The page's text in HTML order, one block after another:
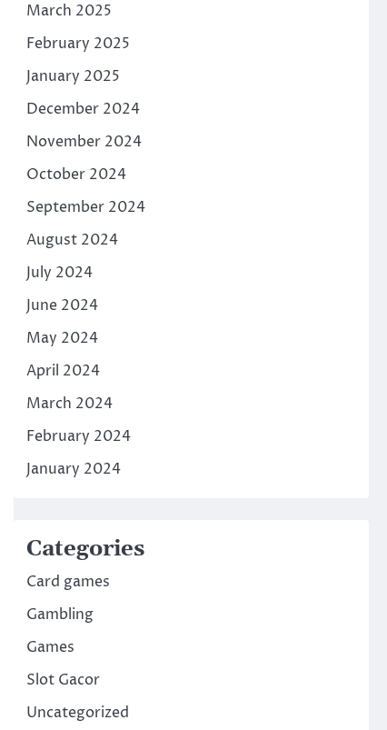
March 2025
February 2025
January 2025
December 2024
November 2024
October 2024
September 2024
August 2024
July 2024
June 2024
May 2024
April 2024
March 2024
February 2024
January 2024
Categories
Card games
Gambling
Games
Slot Gacor
Uncategorized